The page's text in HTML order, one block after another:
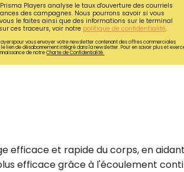
Players analyse le taux d'ouverture des courriels
des campagnes. Nous pourrons savoir si vous
le faites ainsi que des informations sur le terminal
ces traceurs, voir notre politique de confidentialité.
vous envoyer votre newsletter contenant des offres commerciales
lien de désabonnement intégré dans la newsletter. Pour en savoir plus et
de notreCharte de Confidentialité.
efficace et rapide du corps, en
efficace grâce à l'écoulement